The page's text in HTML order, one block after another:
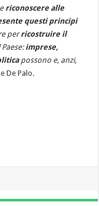
riconoscere alle
questi principi
perricostruire il
Paese: imprese,
possono e, anzi,
De Palo.